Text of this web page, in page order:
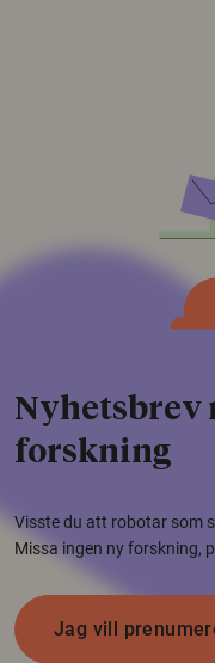
Nyhetsbrev
forskning
Visste du att robotar som
Missa ingen ny forskning,
Jag vill